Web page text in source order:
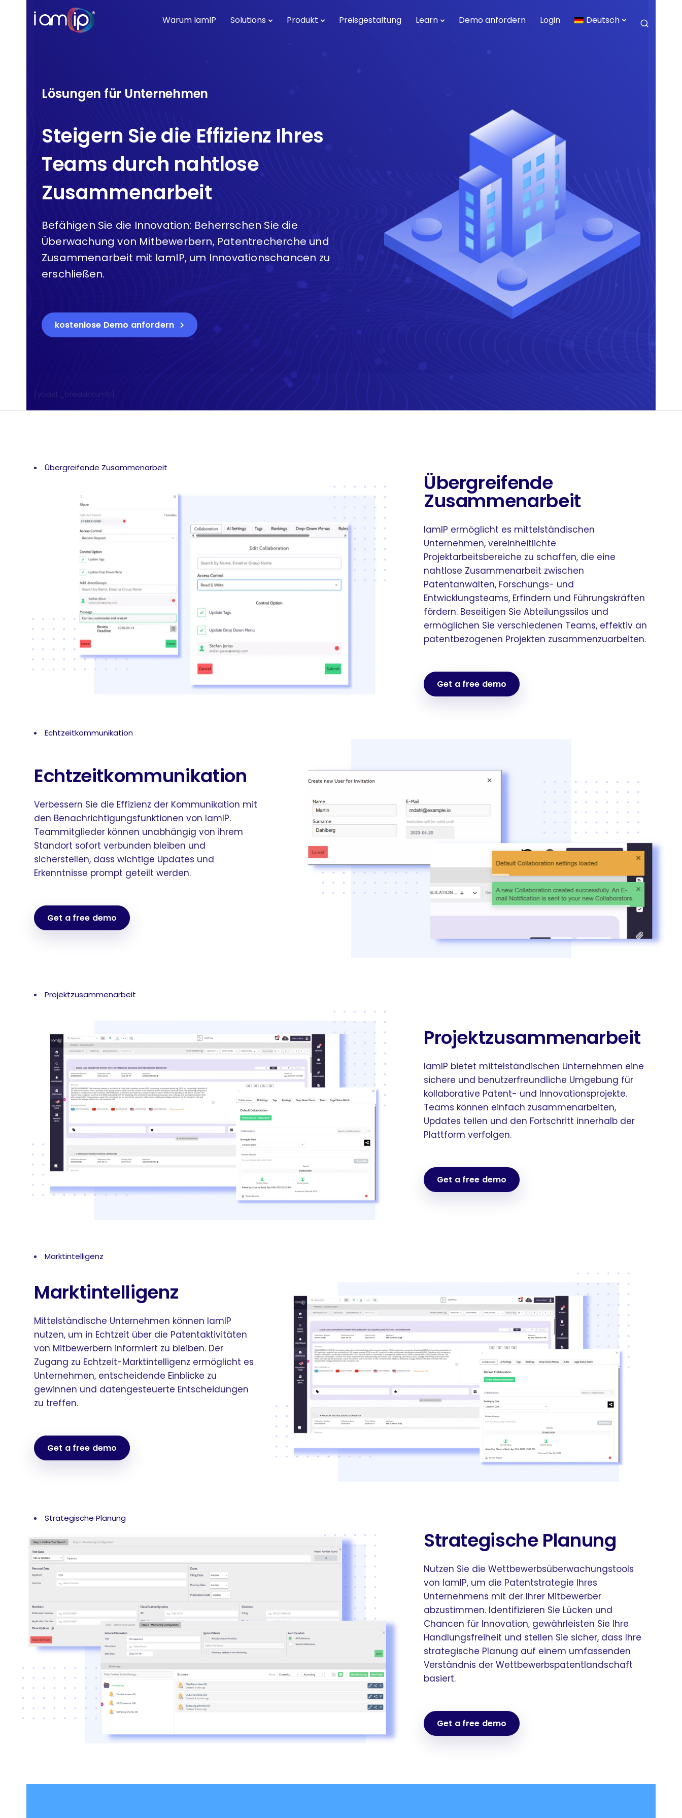
Warum IamIP Solutions Produkt Preisgestaltung Learn Demo anfordern Login Deutsch
Lösungen für Unternehmen
Steigern Sie die Effizienz Ihres
Teams durch nahtlose
Zusammenarbeit
Befähigen Sie die Innovation: Beherrschen Sie die
Überwachung von Mitbewerbern, Patentrecherche und
Zusammenarbeit mit IamIP, um Innovationschancen zu
erschließen.
kostenlose Demo anfordern
[yoast_breadcrumb]
Übergreifende Zusammenarbeit
Übergreifende
Zusammenarbeit
IamIP ermöglicht es mittelständischen
Unternehmen, vereinheitlichte
Projektarbeitsbereiche zu schaffen, die eine
nahtlose Zusammenarbeit zwischen
Patentanwälten, Forschungs- und
Entwicklungsteams, Erfindern und Führungskräften
fördern. Beseitigen Sie Abteilungssilos und
ermöglichen Sie verschiedenen Teams, effektiv an
patentbezogenen Projekten zusammenzuarbeiten.
Get a free demo
Echtzeitkommunikation
Echtzeitkommunikation
Verbessern Sie die Effizienz der Kommunikation mit
den Benachrichtigungsfunktionen von IamIP.
Teammitglieder können unabhängig von ihrem
Standort sofort verbunden bleiben und
sicherstellen, dass wichtige Updates und
Erkenntnisse prompt geteilt werden.
Get a free demo
Projektzusammenarbeit
Projektzusammenarbeit
IamIP bietet mittelständischen Unternehmen eine
sichere und benutzerfreundliche Umgebung für
kollaborative Patent- und Innovationsprojekte.
Teams können einfach zusammenarbeiten,
Updates teilen und den Fortschritt innerhalb der
Plattform verfolgen.
Get a free demo
Marktintelligenz
Marktintelligenz
Mittelständische Unternehmen können IamIP
nutzen, um in Echtzeit über die Patentaktivitäten
von Mitbewerbern informiert zu bleiben. Der
Zugang zu Echtzeit-Marktintelligenz ermöglicht es
Unternehmen, entscheidende Einblicke zu
gewinnen und datengesteuerte Entscheidungen
zu treffen.
Get a free demo
Strategische Planung
Strategische Planung
Nutzen Sie die Wettbewerbsüberwachungstools
von IamIP, um die Patentstrategie Ihres
Unternehmens mit der Ihrer Mitbewerber
abzustimmen. Identifizieren Sie Lücken und
Chancen für Innovation, gewährleisten Sie Ihre
Handlungsfreiheit und stellen Sie sicher, dass Ihre
strategische Planung auf einem umfassenden
Verständnis der Wettbewerbspatentlandschaft
basiert.
Get a free demo